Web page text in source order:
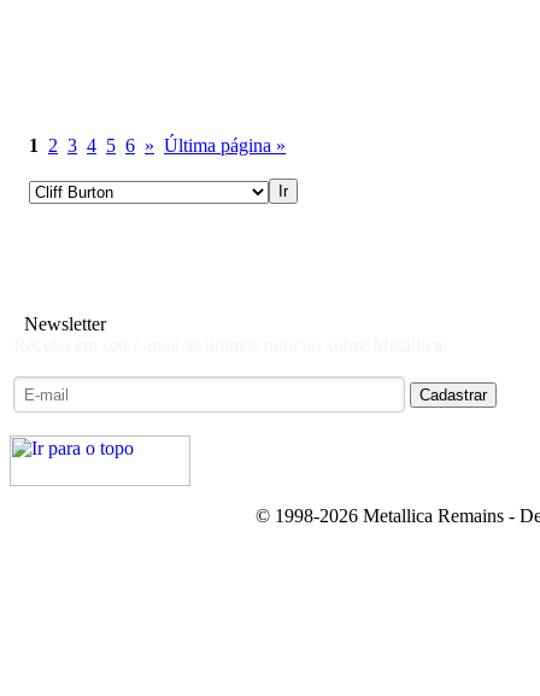
1 2 3 4 5 6 » Última página »
Newsletter
© 1998-2026 Metallica Remains -